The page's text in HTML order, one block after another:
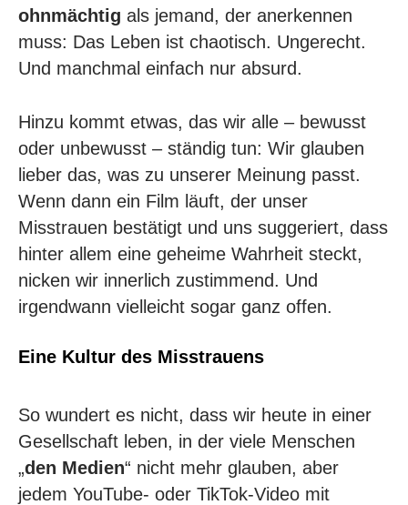
ohnmächtig als jemand, der anerkennen
muss: Das Leben ist chaotisch. Ungerecht.
Und manchmal einfach nur absurd.
Hinzu kommt etwas, das wir alle – bewusst
oder unbewusst – ständig tun: Wir glauben
lieber das, was zu unserer Meinung passt.
Wenn dann ein Film läuft, der unser
Misstrauen bestätigt und uns suggeriert, dass
hinter allem eine geheime Wahrheit steckt,
nicken wir innerlich zustimmend. Und
irgendwann vielleicht sogar ganz offen.
Eine Kultur des Misstrauens
So wundert es nicht, dass wir heute in einer
Gesellschaft leben, in der viele Menschen
„den Medien“ nicht mehr glauben, aber
jedem YouTube- oder TikTok-Video mit